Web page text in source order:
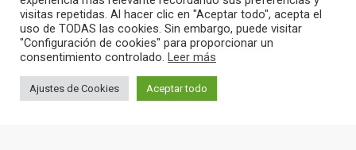
visitas repetidas. Al hacer clic en "Aceptar todo", acepta el
uso de TODAS las cookies. Sin embargo, puede visitar
"Configuración de cookies" para proporcionar un
consentimiento controlado. Leer más
Ajustes de Cookies Aceptar todo